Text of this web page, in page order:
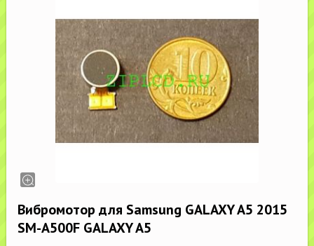
Вибромотор для Samsung GALAXY A5 2015
SM-A500F GALAXY A5